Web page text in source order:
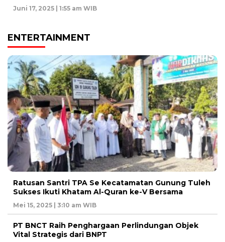
Juni 17, 2025 | 1:55 am WIB
ENTERTAINMENT
Ratusan Santri TPA Se Kecatamatan Gunung Tuleh
Sukses Ikuti Khatam Al-Quran ke-V Bersama
Mei 15, 2025 | 3:10 am WIB
PT BNCT Raih Penghargaan Perlindungan Objek
Vital Strategis dari BNPT